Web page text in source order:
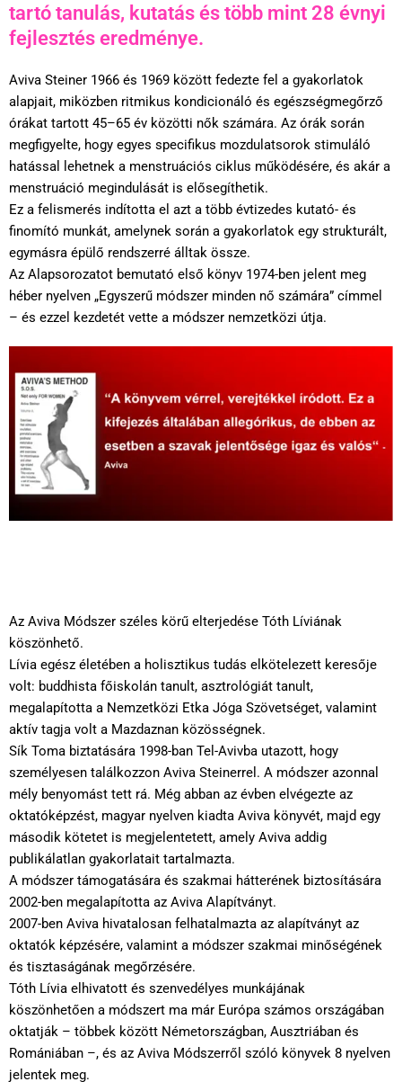
tartó tanulás, kutatás és több mint 28 évnyi
fejlesztés eredménye.
Aviva Steiner 1966 és 1969 között fedezte fel a gyakorlatok
alapjait, miközben ritmikus kondicionáló és egészségmegőrző
órákat tartott 45–65 év közötti nők számára. Az órák során
megfigyelte, hogy egyes specifikus mozdulatsorok stimuláló
hatással lehetnek a menstruációs ciklus működésére, és akár a
menstruáció megindulását is elősegíthetik.
Ez a felismerés indította el azt a több évtizedes kutató- és
finomító munkát, amelynek során a gyakorlatok egy strukturált,
egymásra épülő rendszerré álltak össze.
Az Alapsorozatot bemutató első könyv 1974-ben jelent meg
héber nyelven „Egyszerű módszer minden nő számára” címmel
– és ezzel kezdetét vette a módszer nemzetközi útja.
Az Aviva Módszer széles körű elterjedése Tóth Líviának
köszönhető.
Lívia egész életében a holisztikus tudás elkötelezett keresője
volt: buddhista főiskolán tanult, asztrológiát tanult,
megalapította a Nemzetközi Etka Jóga Szövetséget, valamint
aktív tagja volt a Mazdaznan közösségnek.
Sík Toma biztatására 1998-ban Tel-Avivba utazott, hogy
személyesen találkozzon Aviva Steinerrel. A módszer azonnal
mély benyomást tett rá. Még abban az évben elvégezte az
oktatóképzést, magyar nyelven kiadta Aviva könyvét, majd egy
második kötetet is megjelentetett, amely Aviva addig
publikálatlan gyakorlatait tartalmazta.
A módszer támogatására és szakmai hátterének biztosítására
2002-ben megalapította az Aviva Alapítványt.
2007-ben Aviva hivatalosan felhatalmazta az alapítványt az
oktatók képzésére, valamint a módszer szakmai minőségének
és tisztaságának megőrzésére.
Tóth Lívia elhivatott és szenvedélyes munkájának
köszönhetően a módszert ma már Európa számos országában
oktatják – többek között Németországban, Ausztriában és
Romániában –, és az Aviva Módszerről szóló könyvek 8 nyelven
jelentek meg.